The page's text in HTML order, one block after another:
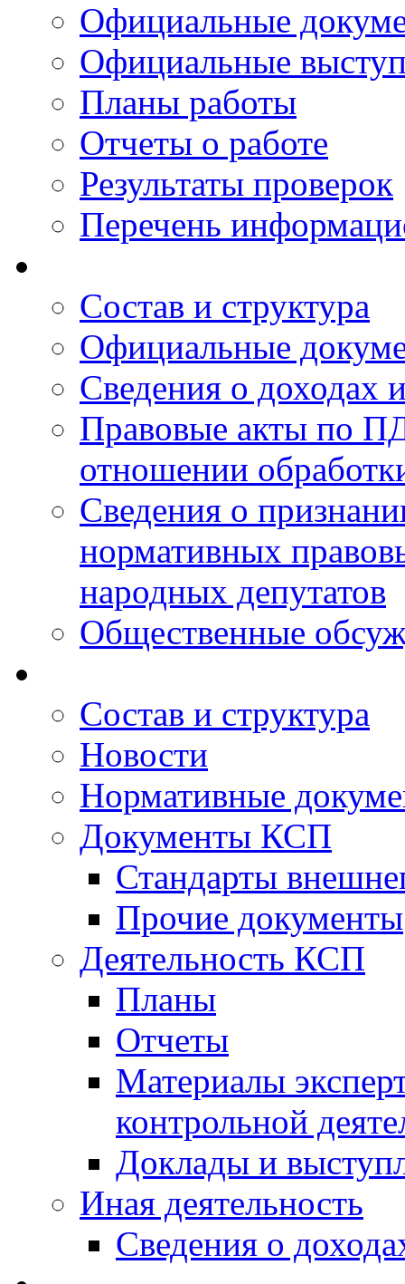
Официальные
Официальные
Планы работы
Отчеты о работе
Результаты проверок
Перечень
Состав и структура
Официальные
Сведения о доходах
Правовые акты по
отношении
Сведения о
нормативных
народных депутатов
Общественные
Состав и структура
Новости
Нормативные
Документы КСП
Стандарты
Прочие документы
Деятельность КСП
Планы
Отчеты
Материалы
контрольной
Доклады и
Иная деятельность
Сведения о